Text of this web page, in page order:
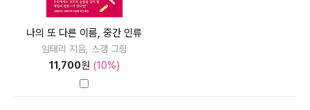
나의 또 다른 이름, 중간 인류
임태리 지음, 스갱 그림
11,700원 (10%)